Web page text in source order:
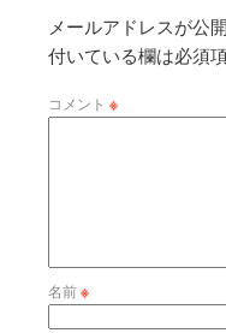
メールアドレスが公
付いている欄は必須
コメント ※
名前※